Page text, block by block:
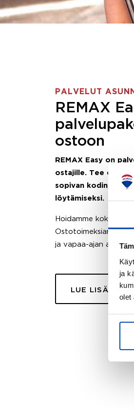
ja
olet
PALVELUT
REMAX
ostoon
REMAX Easy on
ostajille. Tee
sopivan kodin, eikä
löytämiseksi.
Hoidamme koko
ja vapaa-ajan
LUE LISÄÄ